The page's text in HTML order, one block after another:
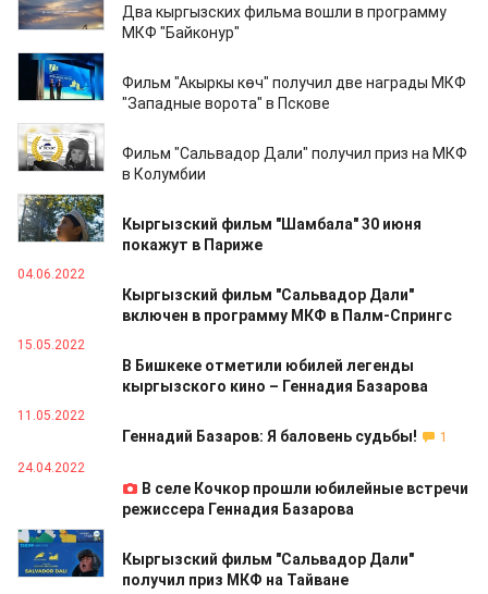
Два кыргызских фильма вошли в программу
МКФ "Байконур"
14.07.2022
Фильм "Акыркы көч" получил две награды МКФ
"Западные ворота" в Пскове
04.07.2022
Фильм "Сальвадор Дали" получил приз на МКФ
в Колумбии
28.06.2022
Кыргызский фильм "Шамбала" 30 июня
покажут в Париже
04.06.2022
Кыргызский фильм "Сальвадор Дали"
включен в программу МКФ в Палм-Спрингс
15.05.2022
В Бишкеке отметили юбилей легенды
кыргызского кино – Геннадия Базарова
11.05.2022
Геннадий Базаров: Я баловень судьбы!
1
24.04.2022
В селе Кочкор прошли юбилейные встречи
режиссера Геннадия Базарова
29.03.2022
Кыргызский фильм "Сальвадор Дали"
получил приз МКФ на Тайване